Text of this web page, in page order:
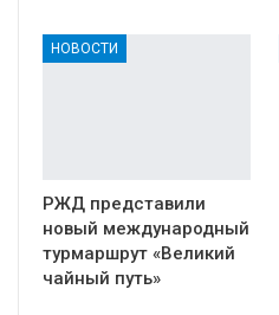
НОВОСТИ
РЖД представили
новый международный
турмаршрут «Великий
чайный путь»